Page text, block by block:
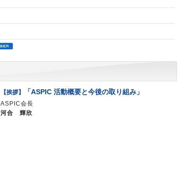
【挨拶】 「ASPIC 活動概要と今後の取り組み」
ASPIC会長
河合 輝欣